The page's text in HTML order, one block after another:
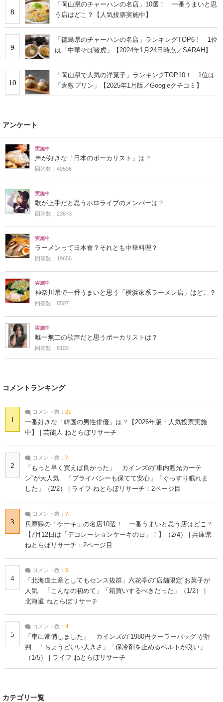
8
「岡山県のチャーハンの名店」10選！ 一番うまいと思
う店はどこ？【人気投票実施中】
9
「徳島県のチャーハンの名店」ランキングTOP6！ 1位
は「中華そば猪虎」【2024年1月24日時点／SARAH】
10
「岡山県で人気の洋菓子」ランキングTOP10！ 1位は
「倉敷プリン」【2025年1月版／Googleクチコミ】
アンケート
実施中
声が好きな「日本のボーカリスト」は？
回答数：49506
実施中
歌が上手だと思うホロライブのメンバーは？
回答数：23873
実施中
ラーメンって日本食？それとも中華料理？
回答数：19656
実施中
神奈川県で一番うまいと思う「横浜家系ラーメン店」はどこ？
回答数：8507
実施中
唯一無二の歌声だと思うボーカリストは？
回答数：8103
コメントランキング
1
コメント数： 21
一番好きな「韓国の男性俳優」は？【2026年版・人気投票実施
中】 | 芸能人 ねとらぼリサーチ
2
コメント数： 7
「もっと早く買えば良かった」 カインズの“車内遮光カーテ
ン”が大人気 「プライバシーも保てて安心」「ぐっすり眠れま
した」（2/2） | ライフ ねとらぼリサーチ：2ページ目
3
コメント数： 7
兵庫県の「ケーキ」の名店10選！ 一番うまいと思う店はどこ？
【7月12日は「デコレーションケーキの日」！】（2/4） | 兵庫県
ねとらぼリサーチ：2ページ目
4
コメント数： 5
「北海道土産としてもセンス抜群」六花亭の“店舗限定”お菓子が
人気 「こんなの初めて」「箱買いするべきだった」（1/2） |
北海道 ねとらぼリサーチ
5
コメント数： 4
「車に常備しました」 カインズの“1980円クーラーバッグ”が評
判 「ちょうどいい大きさ」「保冷剤を止めるベルトが良い」
（1/5） | ライフ ねとらぼリサーチ
カテゴリ一覧